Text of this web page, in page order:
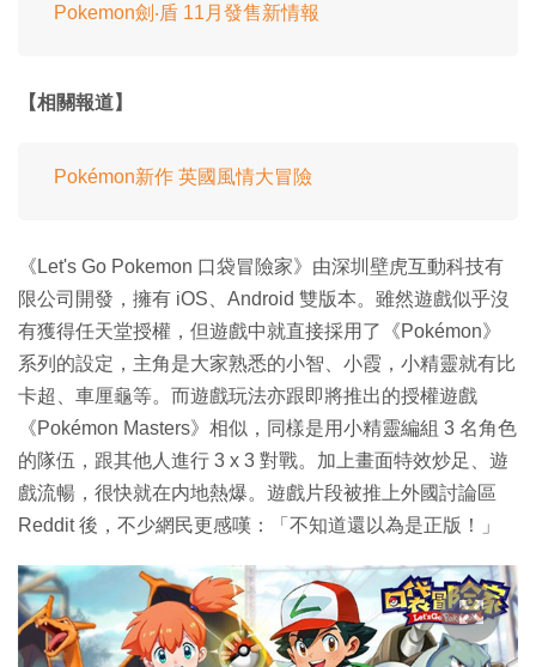
Pokemon劍‧盾 11月發售新情報
【相關報道】
Pokémon新作 英國風情大冒險
《Let's Go Pokemon 口袋冒險家》由深圳壁虎互動科技有
限公司開發，擁有 iOS、Android 雙版本。雖然遊戲似乎沒
有獲得任天堂授權，但遊戲中就直接採用了《Pokémon》
系列的設定，主角是大家熟悉的小智、小霞，小精靈就有比
卡超、車厘龜等。而遊戲玩法亦跟即將推出的授權遊戲
《Pokémon Masters》相似，同樣是用小精靈編組 3 名角色
的隊伍，跟其他人進行 3 x 3 對戰。加上畫面特效炒足、遊
戲流暢，很快就在内地熱爆。遊戲片段被推上外國討論區
Reddit 後，不少網民更感嘆：「不知道還以為是正版！」